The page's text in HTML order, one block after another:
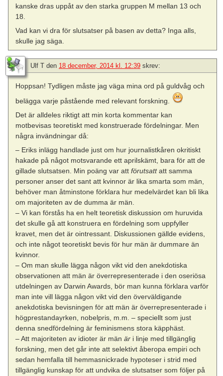
kanske dras uppåt av den starka gruppen M mellan 13 och
18.
Vad kan vi dra för slutsatser på basen av detta? Inga alls,
skulle jag säga.
Ulf T den 18 december, 2014 kl. 12:39 skrev:
Hoppsan! Tydligen måste jag väga mina ord på guldvåg och
belägga varje påstående med relevant forskning.
Det är alldeles riktigt att min korta kommentar kan
motbevisas teoretiskt med konstruerade fördelningar. Men
några invändningar då:
– Eriks inlägg handlade just om hur journalistkåren okritiskt
hakade på något motsvarande ett aprilskämt, bara för att de
gillade slutsatsen. Min poäng var attförutsattatt samma
personer anser det sant att kvinnor är lika smarta som män,
behöver man åtminstone förklara hur medelvärdet kan bli lika
om majoriteten av de dumma är män.
– Vi kan förstås ha en helt teoretisk diskussion om huruvida
det skulle gå att konstruera en fördelning som uppfyller
kravet, men det är ointressant. Diskussionen gällde evidens,
och inte något teoretiskt bevis för hur män är dummare än
kvinnor.
– Om man skulle lägga någon vikt vid den anekdotiska
observationen att män är överrepresenterade i den oseriösa
utdelningen av Darwin Awards, bör man kunna förklara varför
man inte vill lägga någon vikt vid den överväldigande
anekdotiska bevisningen för att män är överrepresenterade i
högprestandayrken, nobelpris, m.m. – speciellt som just
denna snedfördelning är feminismens stora käpphäst.
– Att majoriteten av idioter är mänär i linje med tillgänglig
forskning, men det går inte att selektivt åberopa empiri och
sedan hemfalla till hemmasnickrade hypoteser i strid med
tillgänglig kunskap för att undvika de slutsatser som följer på